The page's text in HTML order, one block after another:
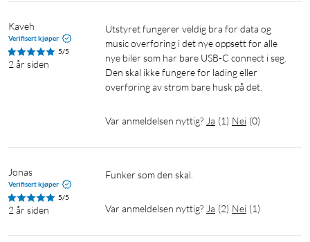
Kaveh
Verifisert kjøper
5/5
2 år siden
Utstyret fungerer veldig bra for data og
music overføring i det nye oppsett for alle
nye biler som har bare USB-C connect i seg.
Den skal ikke fungere for lading eller
overføring av strøm bare husk på det.
Var anmeldelsen nyttig? Ja (1) Nei (0)
Jonas
Verifisert kjøper
5/5
2 år siden
Funker som den skal.
Var anmeldelsen nyttig? Ja (2) Nei (1)